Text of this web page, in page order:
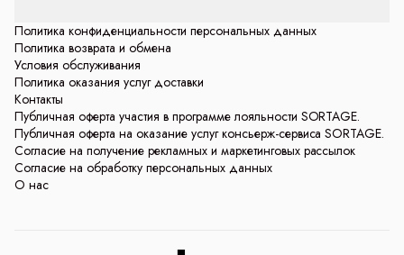
Политика конфиденциальности персональных данных
Политика возврата и обмена
Условия обслуживания
Политика оказания услуг доставки
Контакты
Публичная оферта участия в программе лояльности SORTAGE.
Публичная оферта на оказание услуг консьерж-сервиса SORTAGE.
Согласие на получение рекламных и маркетинговых рассылок
Согласие на обработку персональных данных
О нас